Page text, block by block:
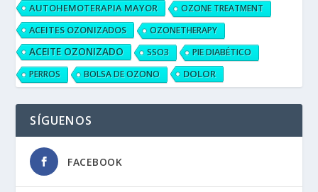
AUTOHEMOTERAPIA MAYOR OZONE TREATMENT
ACEITES OZONIZADOS OZONETHERAPY
ACEITE OZONIZADO SSO3
PIE DIABÉTICO
PERROS
BOLSA DE OZONO DOLOR
SÍGUENOS
FACEBOOK